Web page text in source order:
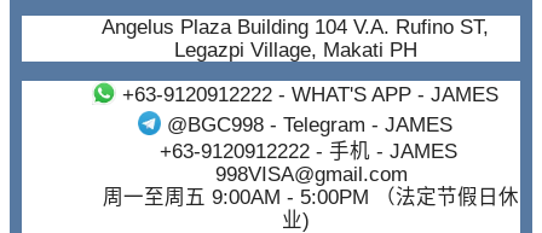
Angelus Plaza Building 104 V.A. Rufino ST,
Legazpi Village, Makati PH
+63-9120912222- WHAT'S APP - JAMES
@BGC998 - Telegram - JAMES
+63-9120912222- 手机 - JAMES
998VISA@gmail.com
周一至周五 9:00AM - 5:00PM （法定节假日休
业)